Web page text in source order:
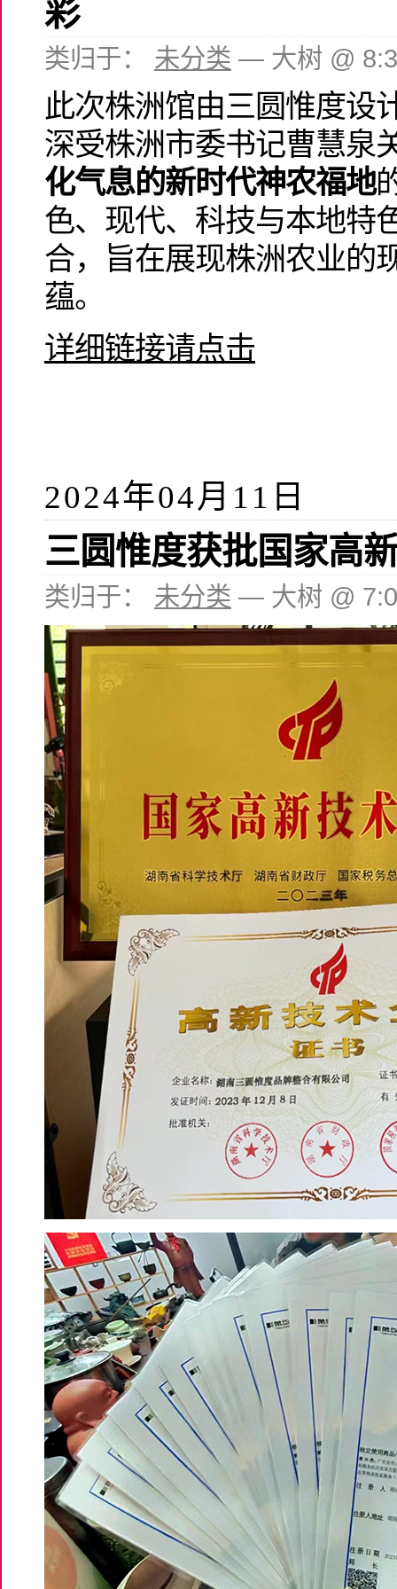
彩
类归于： 未分类 — 大树 @
此次株洲馆由三圆惟度设
深受株洲市委书记曹慧泉
化气息的新时代神农福地
色、现代、科技与本地特
合，旨在展现株洲农业的
蕴。
详细链接请点击
2024年04月11日
三圆惟度获批国家高
类归于： 未分类 — 大树 @